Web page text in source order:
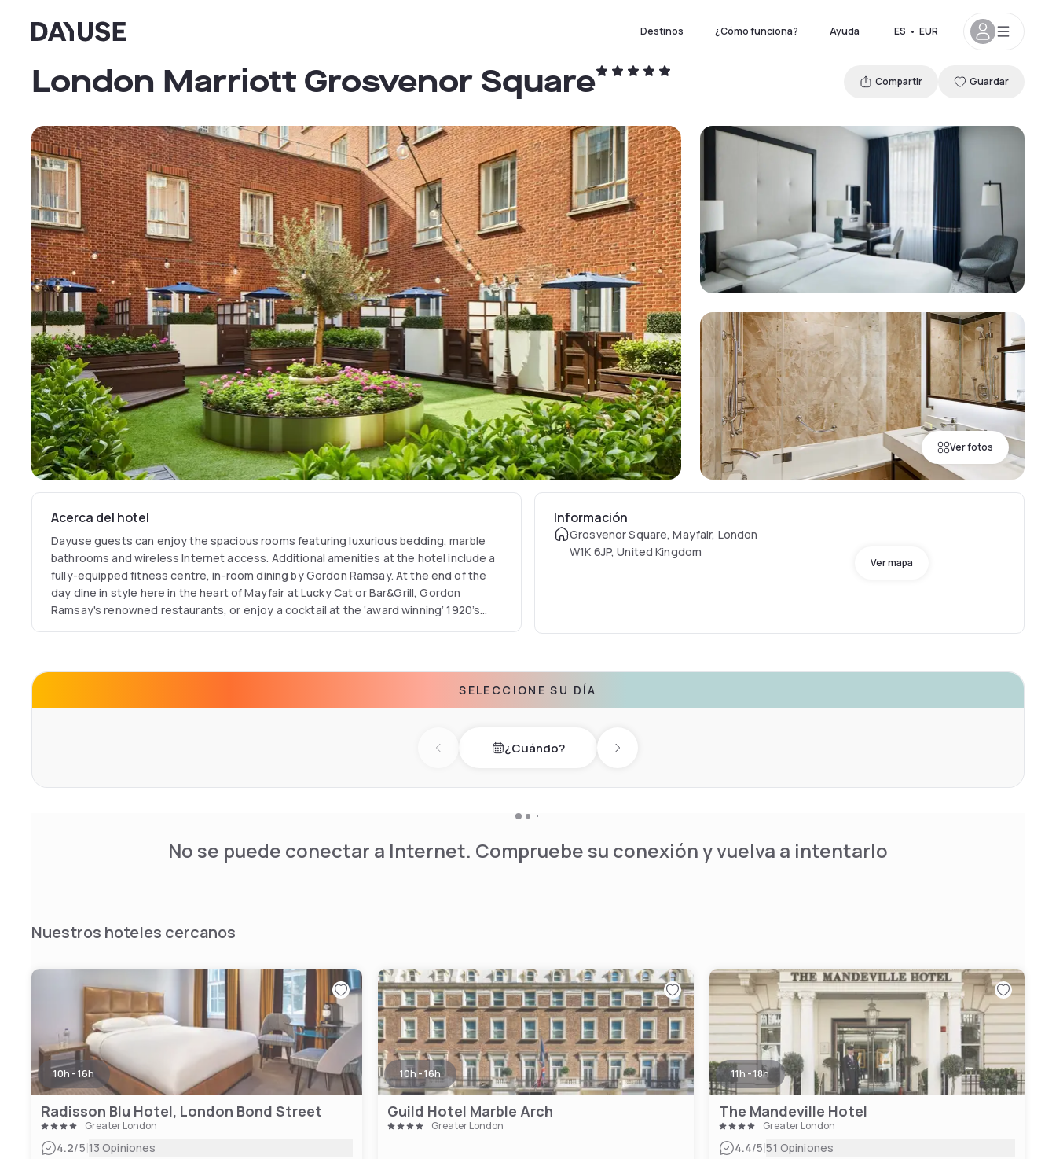
Dayuse Destinos ¿Cómo funciona? Ayuda ES • EUR
Ver fotos
London Marriott Grosvenor Square Compartir Guardar
Acerca del hotel
Dayuse guests can enjoy the spacious rooms featuring luxurious bedding, marble
bathrooms and wireless Internet access. Additional amenities at the hotel include a
fully-equipped fitness centre, in-room dining by Gordon Ramsay. At the end of the
day dine in style here in the heart of Mayfair at Lucky Cat or Bar&Grill, Gordon
Ramsay's renowned restaurants, or enjoy a cocktail at the ‘award winning’ 1920’s
Información
Grosvenor Square, Mayfair, London
W1K 6JP, United Kingdom
Ver mapa
SELECCIONE SU DÍA
Previous day¿Cuándo? Next day
No se puede conectar a Internet. Compruebe su conexión y vuelva a intentarlo
Nuestros hoteles cercanos
10h - 16h
Radisson Blu Hotel, London Bond Street
Greater London
4.2/5|13 Opiniones
10h - 16h
Guild Hotel Marble Arch
Greater London
11h - 18h
The Mandeville Hotel
Greater London
4.4/5|51 Opiniones